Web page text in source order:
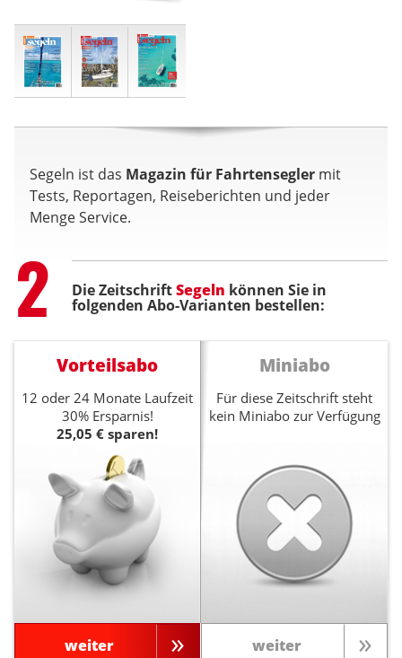
Segeln ist das Magazin für Fahrtensegler mit
Tests, Reportagen, Reiseberichten und jeder
Menge Service.
Step
2 Die ZeitschriftSegeln können Sie in
folgenden Abo-Varianten bestellen:
Vorteilsabo
12 oder 24 Monate Laufzeit
30% Ersparnis!
25,05 € sparen!
weiter
Miniabo
Für diese Zeitschrift steht
kein Miniabo zur Verfügung
weiter